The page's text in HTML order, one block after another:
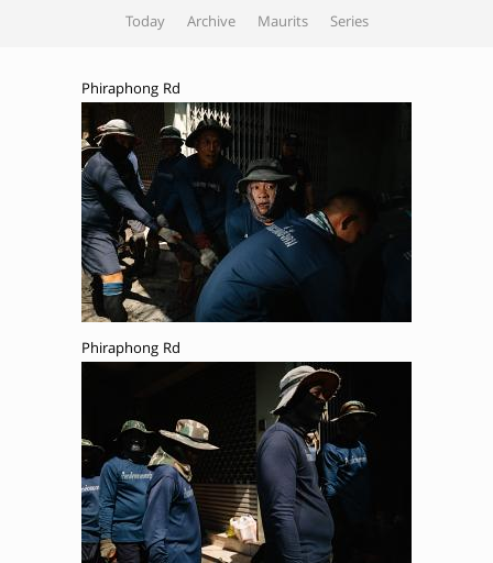
Today Archive Maurits Series
Phiraphong Rd
Phiraphong Rd